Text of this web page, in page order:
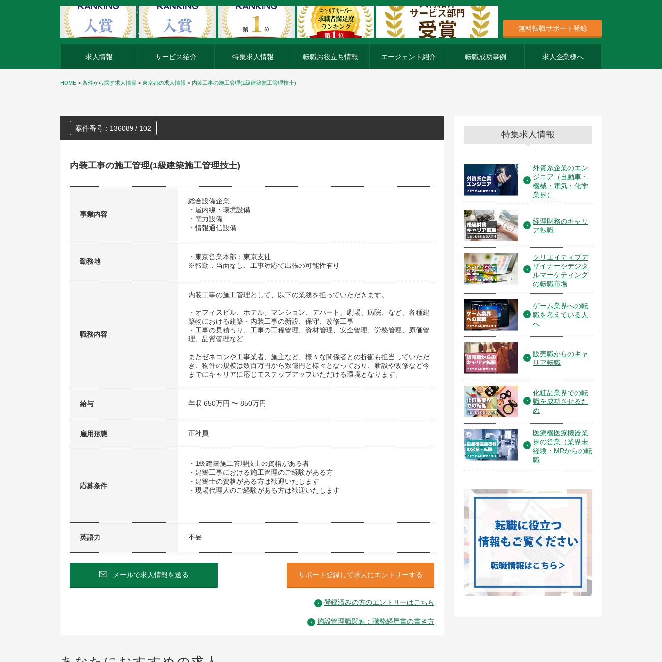
外資系企業の転職・キャリア転職ならアージスジャパン
無料転職サポート登録
求人情報 サービス紹介 特集求人情報 転職お役立ち情報 エージェント紹介 転職成功事例 求人企業様へ
HOME > 条件から探す求人情報 > 東京都の求人情報 > 内装工事の施工管理(1級建築施工管理技士)
案件番号：136089 / 102
内装工事の施工管理(1級建築施工管理技士)
事業内容
総合設備企業
・屋内線・環境設備
・電力設備
・情報通信設備
勤務地
・東京営業本部：東京支社
※転勤：当面なし、工事対応で出張の可能性有り
職務内容
内装工事の施工管理として、以下の業務を担っていただきます。
・オフィスビル、ホテル、マンション、デパート、劇場、病院、など、各種建
築物における建築・内装工事の新設、保守、改修工事
・工事の見積もり、工事の工程管理、資材管理、安全管理、労務管理、原価管
理、品質管理など
またゼネコンや工事業者、施主など、様々な関係者との折衝も担当していただ
き、物件の規模は数百万円から数億円と様々となっており、新設や改修など今
までにキャリアに応じてステップアップいただける環境となります。
給与 年収 650万円 〜 850万円
雇用形態 正社員
応募条件
・1級建築施工管理技士の資格がある者
・建築工事における施工管理のご経験がある方
・建築士の資格がある方は歓迎いたします
・現場代理人のご経験がある方は歓迎いたします
英語力 不要
メールで求人情報を送る サポート登録して求人にエントリーする
登録済みの方のエントリーはこちら
施設管理職関連：職務経歴書の書き方
特集求人情報
外資系企業のエン
ジニア（自動車・
機械・電気・化学
業界）
経理財務のキャリ
ア転職
クリエイティブデ
ザイナーやデジタ
ルマーケティング
の転職市場
ゲーム業界への転
職を考えている人
へ
販売職からのキャ
リア転職
化粧品業界での転
職を成功させるた
め
医療機医療機器業
界の営業（業界未
経験・MRからの転
職